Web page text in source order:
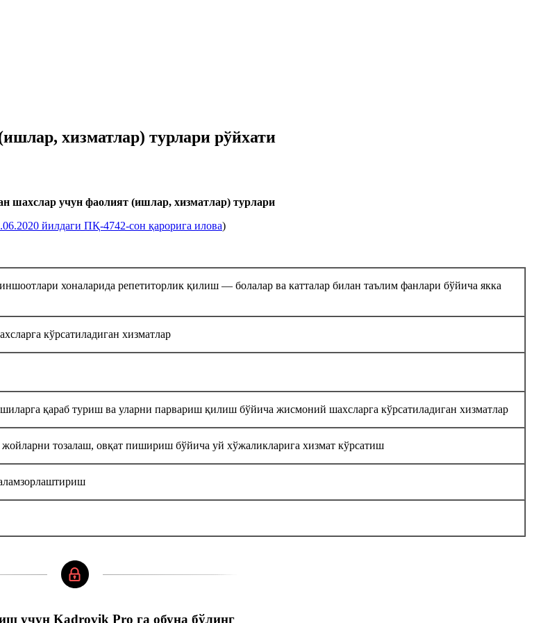
хизматлар) турлари рўйхати
шахслар учун фаолият (ишлар, хизматлар) турлари
йилдаги ПҚ-4742-сон қарорига илова)
хоналарида репетиторлик қилиш — болалар ва катталар билан таълим фанлари бўйича якка
кўрсатиладиган хизматлар
қараб туриш ва уларни парвариш қилиш бўйича жисмоний шахсларга кўрсатиладиган хизматлар
тозалаш, овқат пишириш бўйича уй хўжаликларига хизмат кўрсатиш
учун Kadrovik Pro га обуна бўлинг